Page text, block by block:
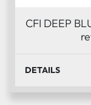
CFI DEEP
DETAILS